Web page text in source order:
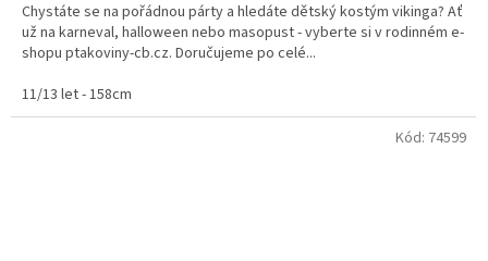
z
5
hvězdiček.
Chystáte se na pořádnou párty a hledáte dětský kostým vikinga? Ať
už na karneval, halloween nebo masopust - vyberte si v rodinném e-
shopu ptakoviny-cb.cz. Doručujeme po celé...
11/13 let - 158cm
Kód: 74599